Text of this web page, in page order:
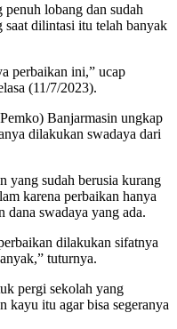
lobang dan sudah
saat dilintasi itu telah banyak
perbaikan ini,” ucap
(11/7/2023).
Banjarmasin ungkap
dilakukan swadaya dari
yang sudah berusia kurang
karena perbaikan hanya
dana swadaya yang ada.
dilakukan sifatnya
tuturnya.
pergi sekolah yang
kayu itu agar bisa segeranya